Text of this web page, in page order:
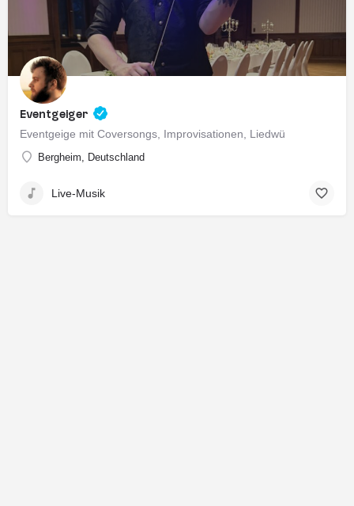
Eventgeiger
Eventgeige mit Coversongs, Improvisationen, Liedwü
Bergheim, Deutschland
Live-Musik